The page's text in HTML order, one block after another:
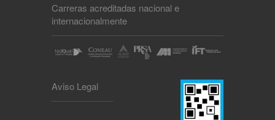
Carreras acreditadas nacional e
internacionalmente
Aviso Legal